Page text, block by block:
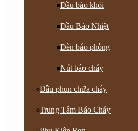
Đầu báo khói
Đầu Báo Nhiệt
Đèn báo phòng
Nút báo cháy
Đầu phun chữa cháy
Trung Tâm Báo Cháy